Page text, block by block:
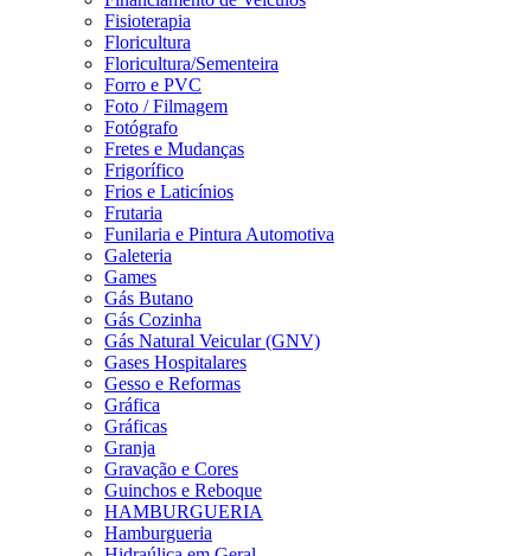
Fisioterapia
Floricultura
Floricultura/Sementeira
Forro e PVC
Foto / Filmagem
Fotógrafo
Fretes e Mudanças
Frigorífico
Frios e Laticínios
Frutaria
Funilaria e Pintura Automotiva
Galeteria
Games
Gás Butano
Gás Cozinha
Gás Natural Veicular (GNV)
Gases Hospitalares
Gesso e Reformas
Gráfica
Gráficas
Granja
Gravação e Cores
Guinchos e Reboque
HAMBURGUERIA
Hamburgueria